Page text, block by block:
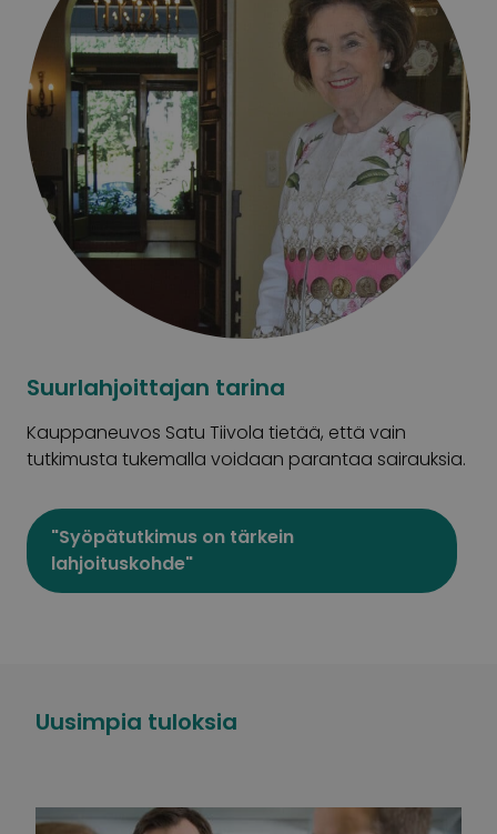
Suurlahjoittajan tarina
Kauppaneuvos Satu Tiivola tietää, että vain
tutkimusta tukemalla voidaan parantaa sairauksia.
"Syöpätutkimus on tärkein
lahjoituskohde"
Uusimpia tuloksia